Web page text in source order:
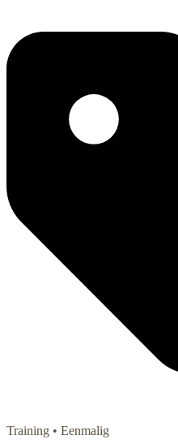
Training • Eenmalig